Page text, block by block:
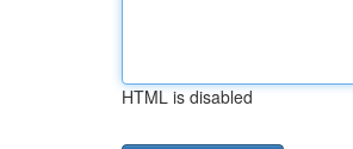
HTML is disabled